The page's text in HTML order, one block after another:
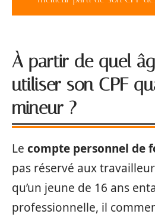
À partir de quel
utiliser son CPF
mineur ?
Le compte personnel de
pas réservé aux
qu’un jeune de 16 ans
professionnelle, il